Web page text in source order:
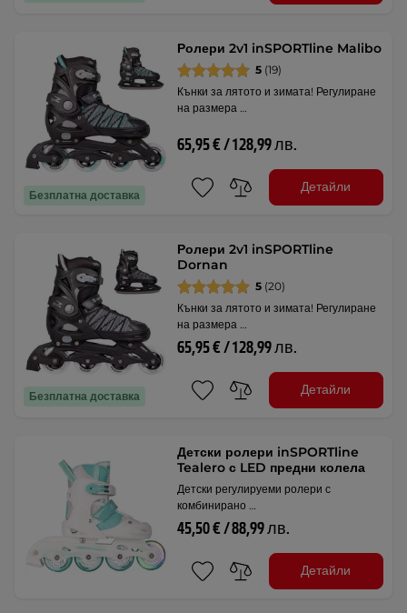
Безплатна доставка
Ролери 2v1 inSPORTline Malibo
5 (19)
Кънки за лятото и зимата! Регулиране
на размера …
65,95 € / 128,99 лв.
Детайли
Безплатна доставка
Ролери 2v1 inSPORTline
Dornan
5 (20)
Кънки за лятото и зимата! Регулиране
на размера …
65,95 € / 128,99 лв.
Детайли
Детски ролери inSPORTline
Tealero с LED предни колела
Детски регулируеми ролери с
комбинирано …
45,50 € / 88,99 лв.
Детайли